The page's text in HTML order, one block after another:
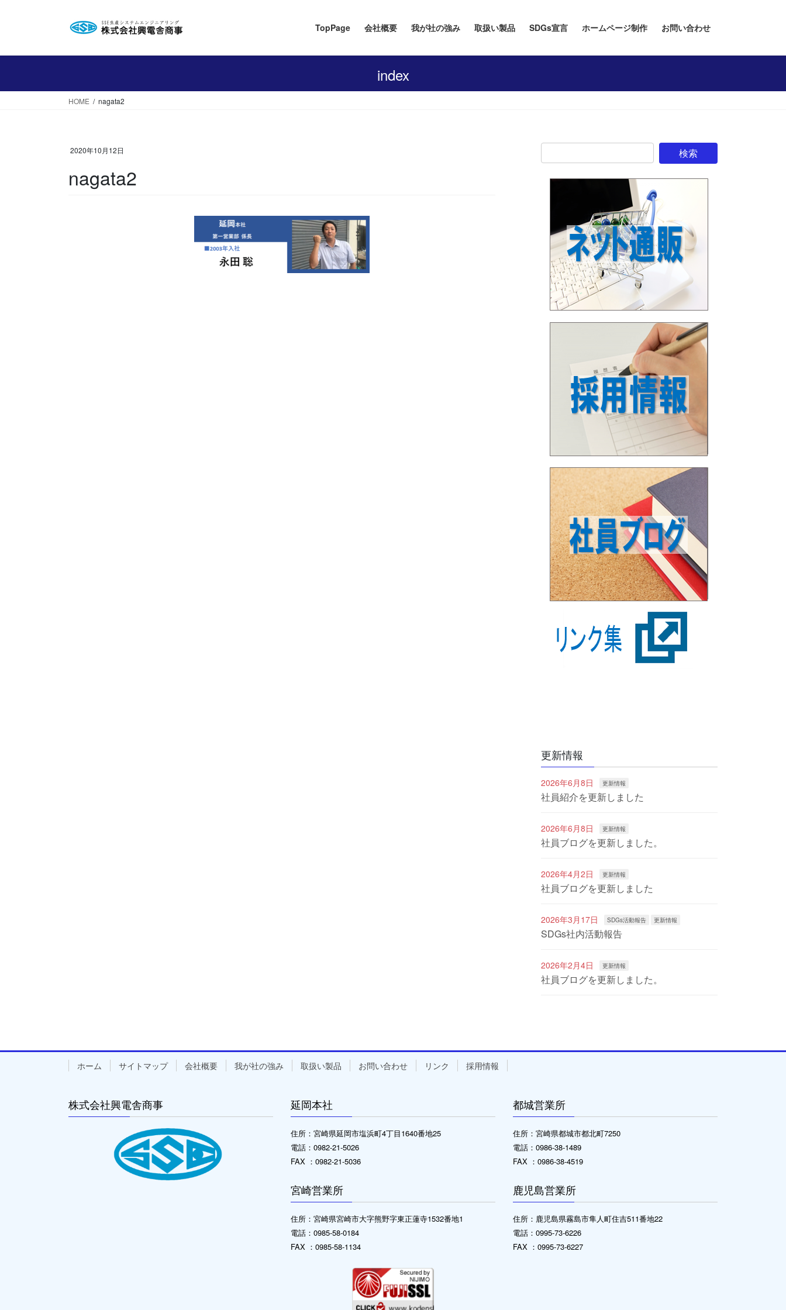
ス
ン
TopPage 会社概要 我が社の強み 取扱い製品 SDGs宣言 ホームページ制作 お問い合わせ
index
HOME nagata2
2020年10月12日
nagata2
更新情報
2026年6月8日 更新情報
社員紹介を更新しました
2026年6月8日 更新情報
社員ブログを更新しました。
2026年4月2日 更新情報
社員ブログを更新しました
2026年3月17日 SDGs活動報告 更新情報
SDGs社内活動報告
2026年2月4日 更新情報
社員ブログを更新しました。
ホーム サイトマップ 会社概要 我が社の強み 取扱い製品 お問い合わせ リンク 採用情報
株式会社興電舎商事 延岡本社
住所：宮崎県延岡市塩浜町4丁目1640番地25
電話：0982-21-5026
FAX ：0982-21-5036
宮崎営業所
住所：宮崎県宮崎市大字熊野字東正蓮寺1532番地1
電話：0985-58-0184
FAX ：0985-58-1134
都城営業所
住所：宮崎県都城市都北町7250
電話：0986-38-1489
FAX ：0986-38-4519
鹿児島営業所
住所：鹿児島県霧島市隼人町住吉511番地22
電話：0995-73-6226
FAX ：0995-73-6227